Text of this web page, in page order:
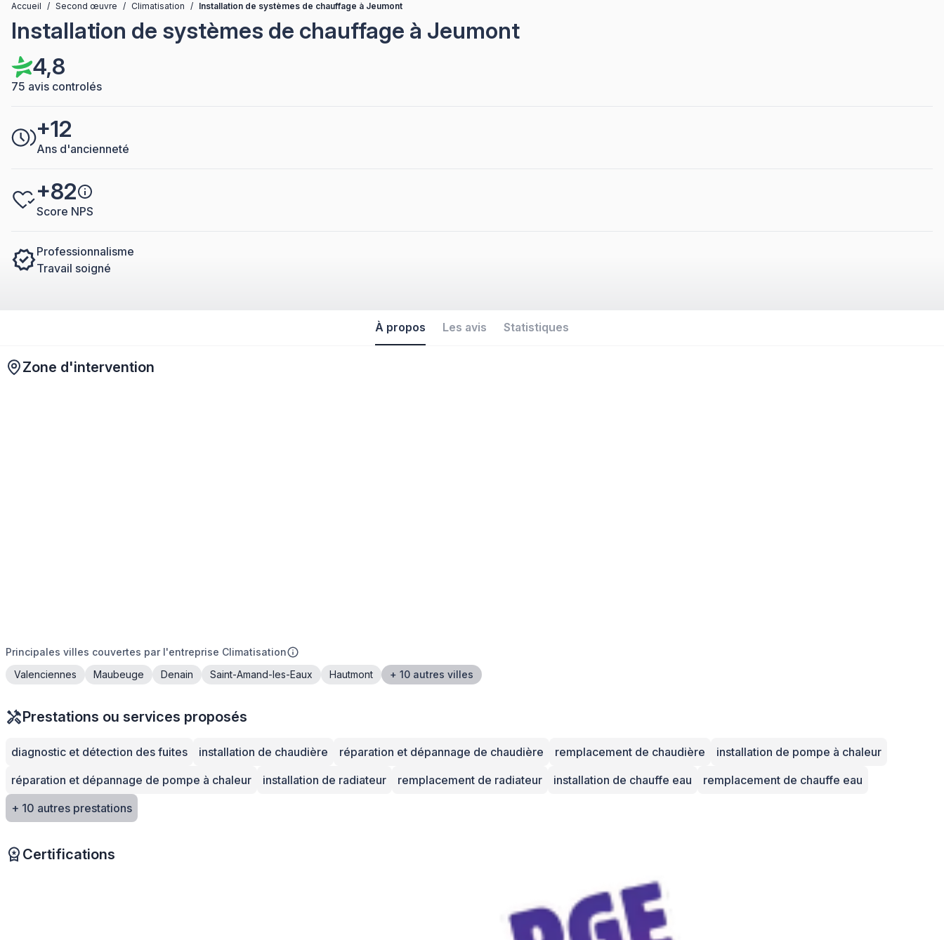
Accueil / Second œuvre / Climatisation / Installation de systèmes de chauffage à Jeumont
Installation de systèmes de chauffage à Jeumont
4,8
75 avis controlés
+12
Ans d'ancienneté
+82
Score NPS
Professionnalisme
Travail soigné
À propos Les avis Statistiques
Zone d'intervention
Principales villes couvertes par l'entreprise Climatisation
Valenciennes
Maubeuge Denain Saint-Amand-les-Eaux Hautmont + 10 autres villes
Prestations ou services proposés
diagnostic et détection des fuites installation de chaudière réparation et dépannage de chaudière remplacement de chaudière
installation de pompe à chaleur
réparation et dépannage de pompe à chaleur
installation de radiateur remplacement de radiateur installation de chauffe eau
remplacement de chauffe eau
+ 10 autres prestations
Certifications